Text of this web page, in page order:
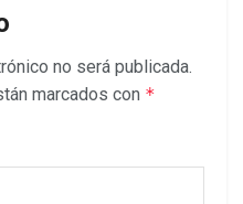
no será publicada.
marcados con *